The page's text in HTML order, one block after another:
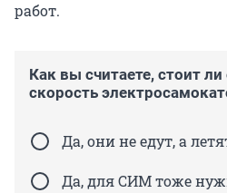
работ.
Как вы считаете, стоит ли
скорость
Да, они не едут, а
Да, для СИМ тоже